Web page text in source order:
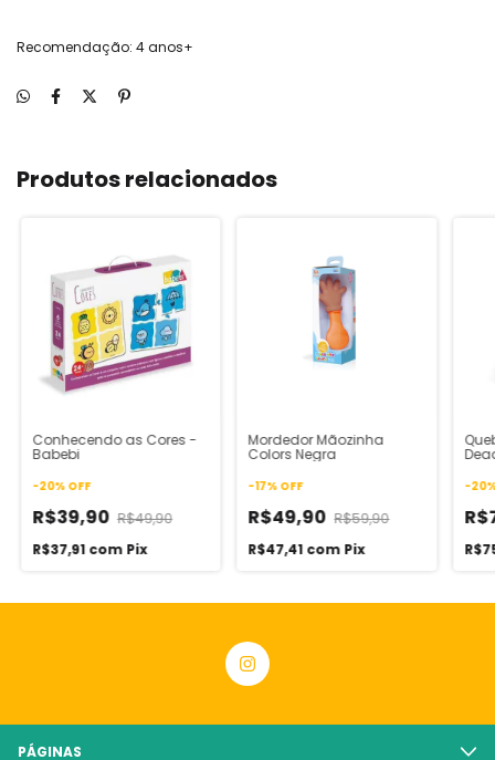
Recomendação: 4 anos+
Produtos relacionados
Conhecendo as Cores -
Babebi
-20% OFF
R$39,90 R$49,90
R$37,91 com Pix
Mordedor Mãozinha
Colors Negra
-17% OFF
R$49,90 R$59,90
R$47,41 com Pix
-20
PÁGINAS